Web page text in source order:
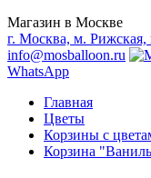
Магазин в Москве
г. Москва, м.
info@mosballoon.ru
WhatsApp
Главная
Цветы
Корзины с
Корзина